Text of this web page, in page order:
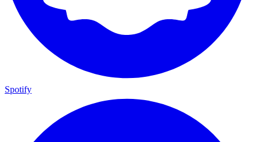
Spotify